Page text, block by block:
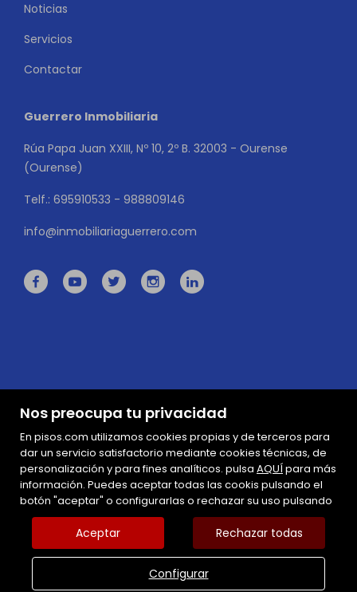
Nos preocupa tu privacidad
En pisos.com utilizamos cookies propias y de terceros para
dar un servicio satisfactorio mediante cookies técnicas, de
personalización y para fines analíticos. pulsa AQUÍpara más
información. Puedes aceptar todas las cookis pulsando el
botón "aceptar" o configurarlas o rechazar su uso pulsando
Aceptar Rechazar todas
Configurar
Noticias
Servicios
Contactar
Guerrero Inmobiliaria
Rúa Papa Juan XXIII, Nº 10, 2º B. 32003 - Ourense
(Ourense)
Telf.: 695910533 - 988809146
info@inmobiliariaguerrero.com
Mapa Web
Aviso legal
Inmuebles destacados
Política de cookies